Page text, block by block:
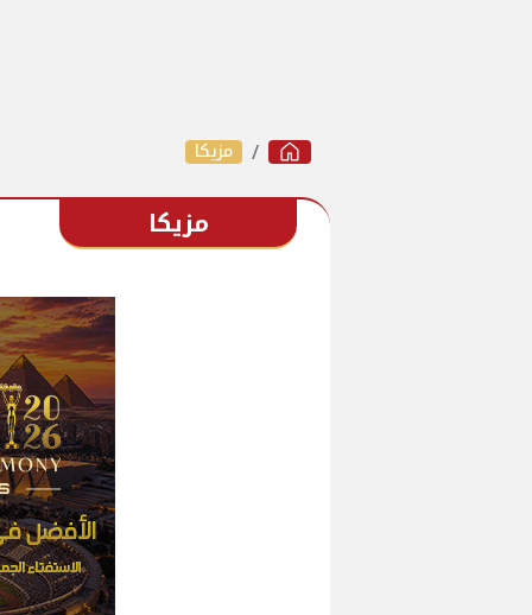
مزيكا
مزيكا